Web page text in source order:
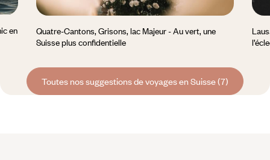
en
Quatre-Cantons, Grisons, lac Majeur - Au vert, une
Suisse plus confidentielle
Toutes nos suggestions de voyages en Suisse (7)